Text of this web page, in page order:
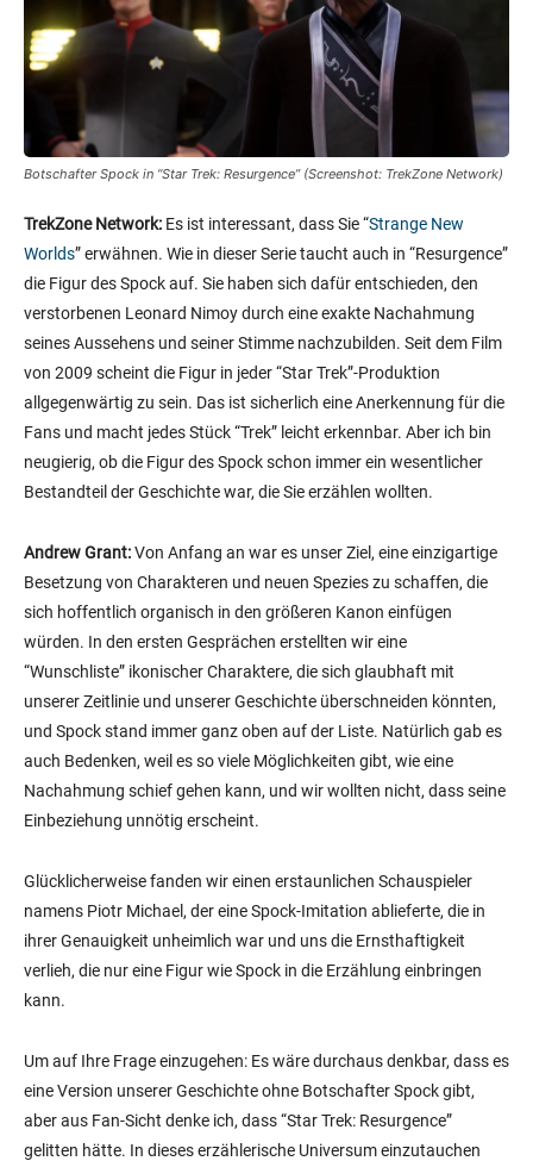
Botschafter Spock in “Star Trek: Resurgence” (Screenshot: TrekZone Network)
TrekZone Network: Es ist interessant, dass Sie “Strange New
Worlds” erwähnen. Wie in dieser Serie taucht auch in “Resurgence”
die Figur des Spock auf. Sie haben sich dafür entschieden, den
verstorbenen Leonard Nimoy durch eine exakte Nachahmung
seines Aussehens und seiner Stimme nachzubilden. Seit dem Film
von 2009 scheint die Figur in jeder “Star Trek”-Produktion
allgegenwärtig zu sein. Das ist sicherlich eine Anerkennung für die
Fans und macht jedes Stück “Trek” leicht erkennbar. Aber ich bin
neugierig, ob die Figur des Spock schon immer ein wesentlicher
Bestandteil der Geschichte war, die Sie erzählen wollten.
Andrew Grant:Von Anfang an war es unser Ziel, eine einzigartige
Besetzung von Charakteren und neuen Spezies zu schaffen, die
sich hoffentlich organisch in den größeren Kanon einfügen
würden. In den ersten Gesprächen erstellten wir eine
“Wunschliste” ikonischer Charaktere, die sich glaubhaft mit
unserer Zeitlinie und unserer Geschichte überschneiden könnten,
und Spock stand immer ganz oben auf der Liste. Natürlich gab es
auch Bedenken, weil es so viele Möglichkeiten gibt, wie eine
Nachahmung schief gehen kann, und wir wollten nicht, dass seine
Einbeziehung unnötig erscheint.
Glücklicherweise fanden wir einen erstaunlichen Schauspieler
namens Piotr Michael, der eine Spock-Imitation ablieferte, die in
ihrer Genauigkeit unheimlich war und uns die Ernsthaftigkeit
verlieh, die nur eine Figur wie Spock in die Erzählung einbringen
kann.
Um auf Ihre Frage einzugehen: Es wäre durchaus denkbar, dass es
eine Version unserer Geschichte ohne Botschafter Spock gibt,
aber aus Fan-Sicht denke ich, dass “Star Trek: Resurgence”
gelitten hätte. In dieses erzählerische Universum einzutauchen